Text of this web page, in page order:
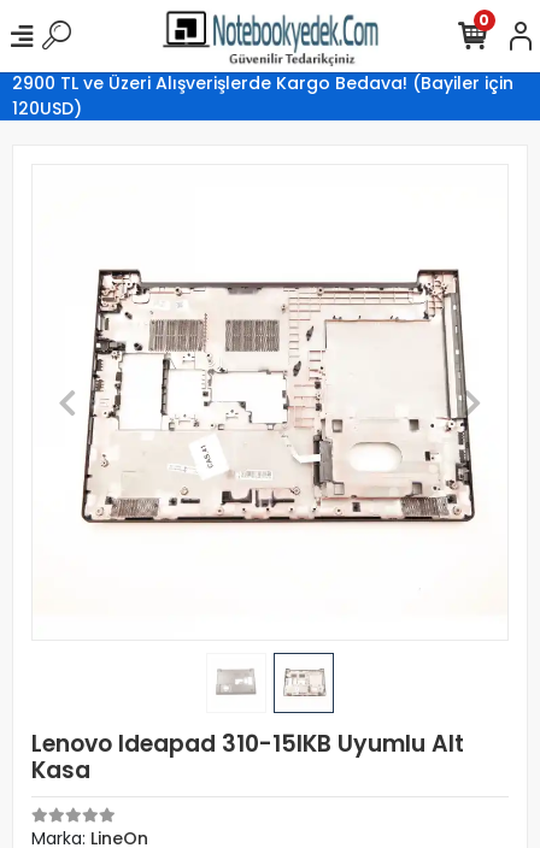
2900 TL ve Üzeri Alışverişlerde Kargo Bedava! (Bayiler için
120USD)
0
Lenovo Ideapad 310-15IKB Uyumlu Alt
Kasa
Marka: LineOn